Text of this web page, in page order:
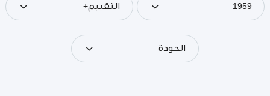
1959 التقييم+
الجودة